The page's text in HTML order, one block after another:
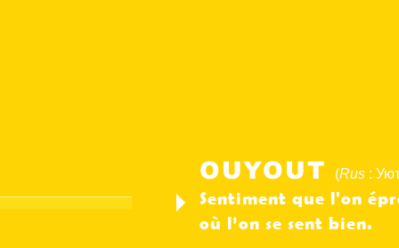
OUYOUT (Rus :
Sentiment que l'on
où l’on se sent bien.